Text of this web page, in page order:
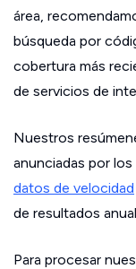
área,
búsqueda por
cobertura más
de servicios de
Nuestros
anunciadas por
datos de velocidad
de resultados
Para procesar